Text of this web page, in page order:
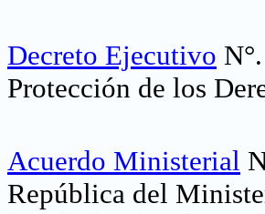
Decreto Ejecutivo
Protección de los
Acuerdo Ministerial
República del